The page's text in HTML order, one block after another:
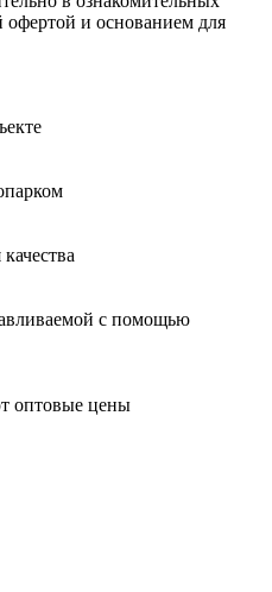
офертой и основанием для
с помощью
оптовые цены